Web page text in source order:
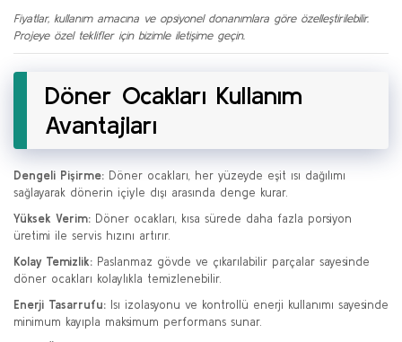
Fiyatlar, kullanım amacına ve opsiyonel donanımlara göre özelleştirilebilir.
Projeye özel teklifler için bizimle iletişime geçin.
Döner Ocakları Kullanım
Avantajları
Dengeli Pişirme: Döner ocakları, her yüzeyde eşit ısı dağılımı
sağlayarak dönerin içiyle dışı arasında denge kurar.
Yüksek Verim: Döner ocakları, kısa sürede daha fazla porsiyon
üretimi ile servis hızını artırır.
Kolay Temizlik: Paslanmaz gövde ve çıkarılabilir parçalar sayesinde
döner ocakları kolaylıkla temizlenebilir.
Enerji Tasarrufu: Isı izolasyonu ve kontrollü enerji kullanımı sayesinde
minimum kayıpla maksimum performans sunar.